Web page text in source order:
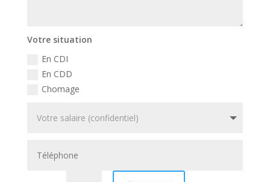
Votre situation
En CDI
En CDD
Chomage